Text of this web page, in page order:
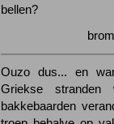
bellen?
Ouzo dus... en
Griekse
bakkebaarden